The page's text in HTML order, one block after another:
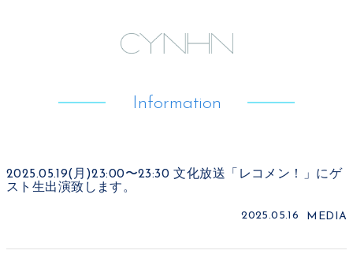
Information
2025.05.19(月)23:00〜23:30 文化放送「レコメン！」にゲ
スト生出演致します。
2025.05.16 MEDIA